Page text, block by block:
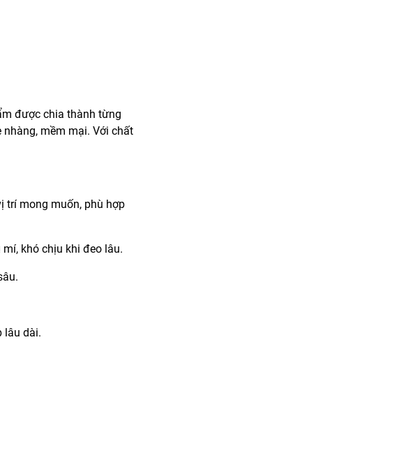
được chia thành từng
mềm mại. Với chất
trí mong muốn, phù hợp
khó chịu khi đeo lâu.
lâu dài.